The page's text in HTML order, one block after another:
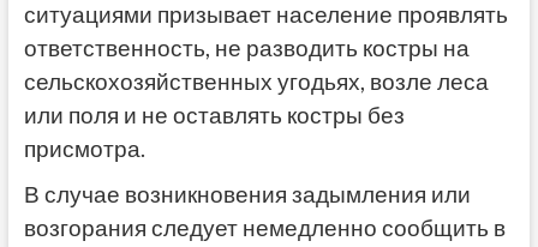
ситуациями призывает население проявлять
ответственность, не разводить костры на
сельскохозяйственных угодьях, возле леса
или поля и не оставлять костры без
присмотра.
В случае возникновения задымления или
возгорания следует немедленно сообщить в